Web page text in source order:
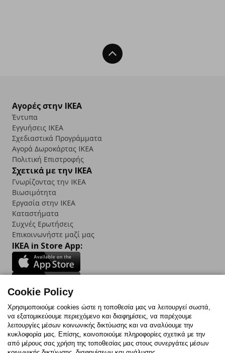
Back To Top
Αγορές στην IKEA
Έντυπα
Εγγυήσεις IKEA
Σχεδιαστικά Προγράμματα
Αγορά Δωρoκάρτας IKEA
Πολιτική Επιστροφής
Σχετικά με την IKEA
Γνωρίζοντας την IKEA
Βιωσιμότητα
Εργασία στην IKEA
Καταστήματα
Συχνές Ερωτήσεις
Επικοινωνήστε μαζί μας
IKEA in Store App:
Follow us:
FacebookInstagram
TikTokYoutubePinterestTwitter
Cookie Policy
Χρησιμοποιούμε cookies ώστε η τοποθεσία μας να λειτουργεί σωστά,
να εξατομικεύουμε περιεχόμενο και διαφημίσεις, να παρέχουμε
λειτουργίες μέσων κοινωνικής δικτύωσης και να αναλύουμε την
κυκλοφορία μας. Επίσης, κοινοποιούμε πληροφορίες σχετικά με την
από μέρους σας χρήση της τοποθεσίας μας στους συνεργάτες μέσων